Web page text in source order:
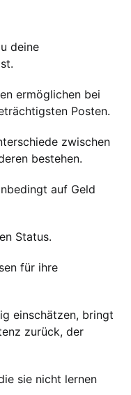
deine
ermöglichen bei
Posten.
zwischen
bestehen.
auf Geld
Status.
für ihre
einschätzen, bringt
zurück, der
sie nicht lernen